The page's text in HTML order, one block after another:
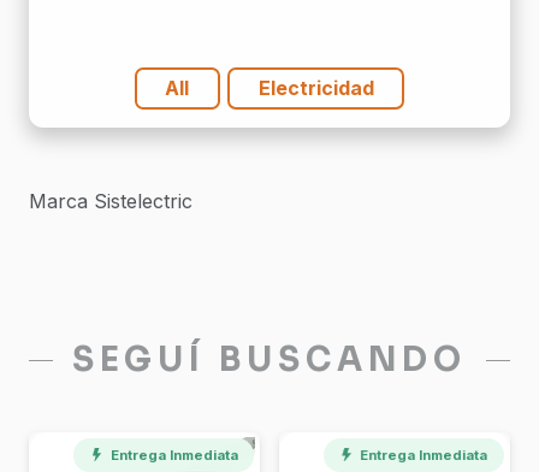
All Electricidad
Marca Sistelectric
SEGUÍ BUSCANDO
Entrega Inmediata Entrega Inmediata